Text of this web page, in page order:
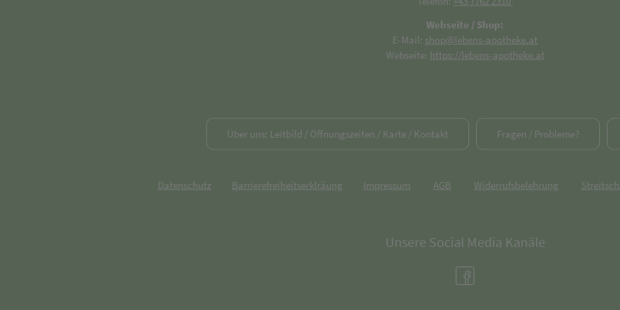
Webseite / Shop:
E-Mail: shop@lebens-apotheke.at
Webseite: https://lebens-apotheke.at
Über uns: Leitbild / Öffnungszeiten / Karte / Kontakt Fragen / Probleme?
Datenschutz Barrierefreiheitserklräung Impressum AGB Widerrufsbelehrung
Unsere Social Media Kanäle